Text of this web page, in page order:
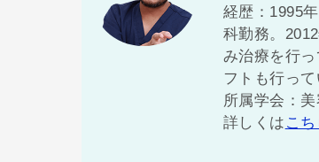
経歴：1995
科勤務。
み治療を行
フトも行って
所属学会：
詳しくは こち